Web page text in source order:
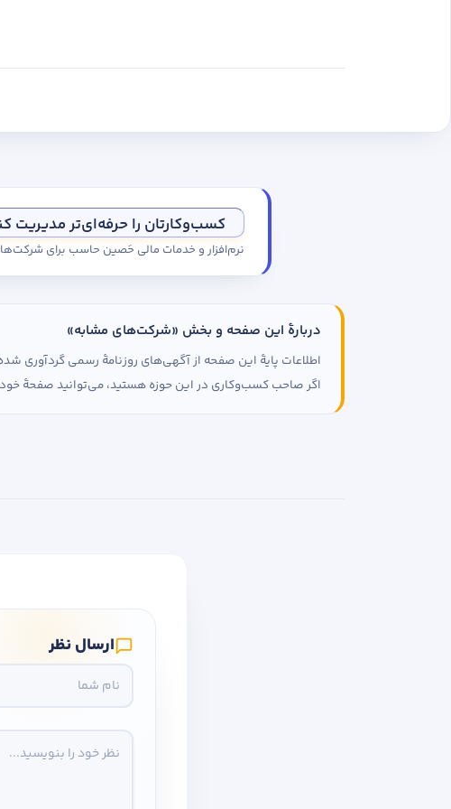
کسب‌وکارتان را حرفه‌ای‌تر مدیریت
نرم‌افزار و خدمات مالی حَصین حاسب برای
دربارهٔ این صفحه و بخش «شرکت‌های مشابه»
اطلاعات پایهٔ این صفحه از آگهی‌های روزنامهٔ رسمی
اگر صاحب کسب‌وکاری در این حوزه هستید، می‌توانید صفحهٔ خود
ارسال نظر